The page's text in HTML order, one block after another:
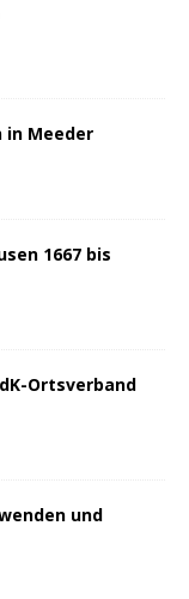
in Meeder
1667 bis
Ortsverband
und